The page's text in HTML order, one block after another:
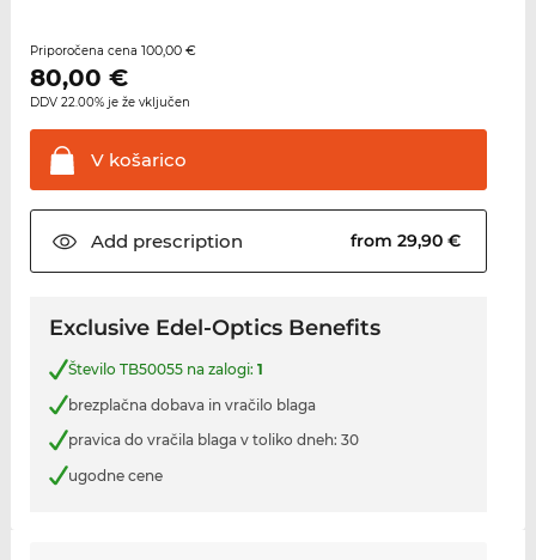
Priporočena cena 100,00 €
80,00 €
DDV 22.00% je že vključen
Vkošarico
Add prescription from 29,90 €
Exclusive Edel-Optics Benefits
Število TB50055 na zalogi: 1
brezplačna dobava in vračilo blaga
pravica do vračila blaga v toliko dneh: 30
ugodne cene